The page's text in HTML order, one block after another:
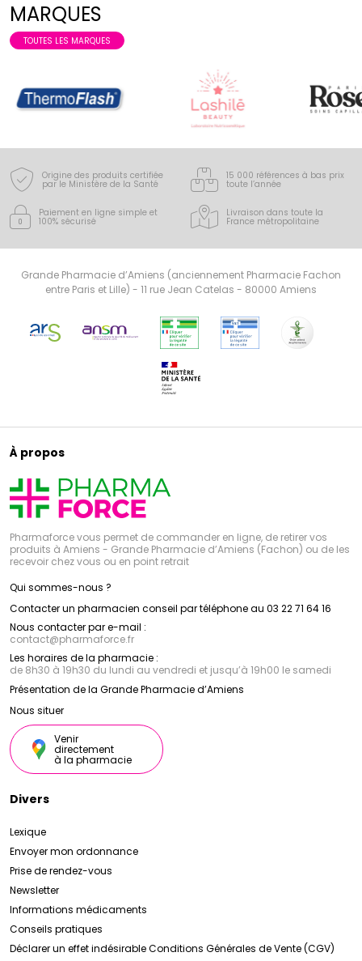
MARQUES
TOUTES LES MARQUES
Origine des produits certifiée
par le Ministère de la Santé
15 000 références à bas prix
toute l’année
Paiement en ligne simple et
100% sécurisé
Livraison dans toute la
France métropolitaine
Grande Pharmacie d’Amiens (anciennement Pharmacie Fachon
entre Paris et Lille) - 11 rue Jean Catelas - 80000 Amiens
À propos
Pharmaforce vous permet de commander en ligne, de retirer vos
produits à Amiens - Grande Pharmacie d’Amiens (Fachon) ou de les
recevoir chez vous ou en point retrait
Qui sommes-nous ?
Contacter un pharmacien conseil par téléphone au 03 22 71 64 16
Nous contacter par e-mail :
contact@pharmaforce.fr
Les horaires de la pharmacie :
de 8h30 à 19h30 du lundi au vendredi et jusqu’à 19h00 le samedi
Présentation de la Grande Pharmacie d’Amiens
Nous situer
Venir
directement
à la pharmacie
Divers
Lexique
Envoyer mon ordonnance
Prise de rendez-vous
Newsletter
Informations médicaments
Conseils pratiques
Déclarer un effet indésirableConditions Générales de Vente (CGV)